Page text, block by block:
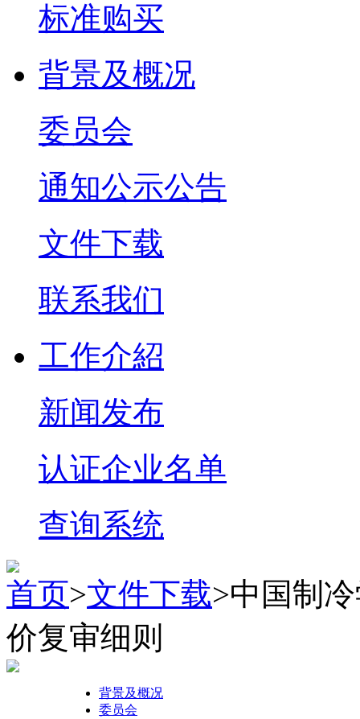
标准购买
背景及概况
委员会
通知公示公告
文件下载
联系我们
工作介紹
新闻发布
认证企业名单
查询系统
首页>文件下载>中国制
价复审细则
背景及概况
委员会